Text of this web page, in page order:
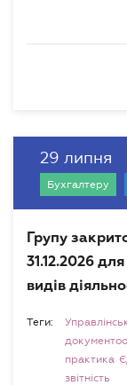
29 липня
Бухгалтеру
Групу
31.12.2026
видів
Теги:
практика
звітність